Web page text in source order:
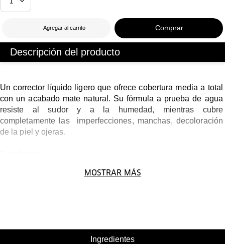
Agregar al carrito
Descripción del producto
Un corrector líquido ligero que ofrece cobertura media a total
con un acabado mate natural. Su fórmula a prueba de agua
resiste al sudor y a la humedad, mientras cubre
completamente las  imperfecciones, manchas, decoloración
de la piel y ojeras.
- Resistente al sudor y humedad
- Para todos los tipos de piel
MOSTRAR MÁS
Ingredientes